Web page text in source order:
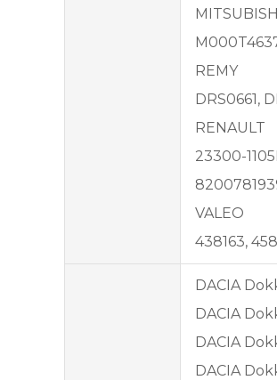
REMY
DRS0661,
RENAULT
23300-
VALEO
438163,
DACIA
DACIA
DACIA
DACIA